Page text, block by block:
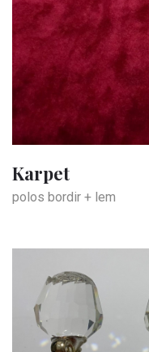
Karpet
polos bordir + lem